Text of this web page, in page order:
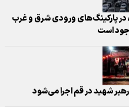
پارکینگ‌های ورودی شرق و غرب
است
شهید در قم اجرا می‌شود